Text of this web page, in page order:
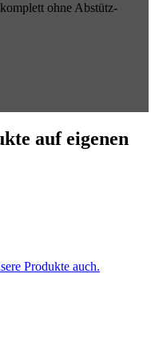
ohne Abstütz-
auf eigenen